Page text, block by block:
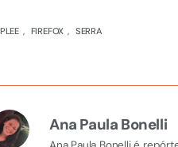
, FIREFOX , SERRA
Ana Paula Bonelli